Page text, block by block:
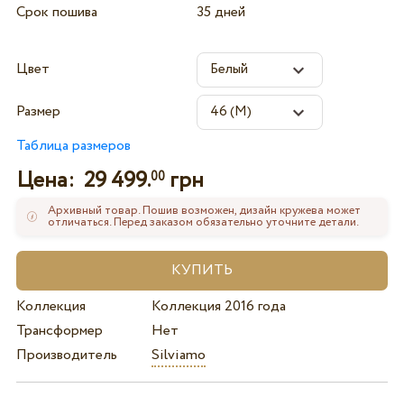
Срок пошива
35 дней
Цвет
Размер
Таблица размеров
Цена: 29 499.00грн
Архивный товар. Пошив возможен, дизайн кружева может
отличаться. Перед заказом обязательно уточните детали.
Коллекция
Коллекция 2016 года
Трансформер
Нет
Производитель
Silviamo